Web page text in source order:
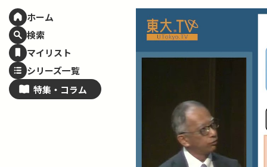
ホーム
検索
マイリスト
シリーズ一覧
特集・ コラム